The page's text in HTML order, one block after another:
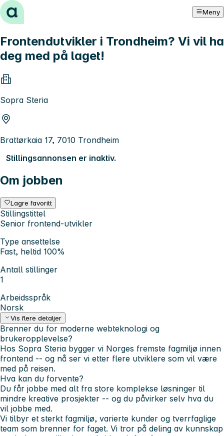
Hopp til innhold Meny
Frontendutvikler i Trondheim? Vi vil ha
deg med på laget!
Sopra Steria
Brattørkaia 17, 7010 Trondheim
Stillingsannonsen er inaktiv.
Om jobben
Lagre favoritt
Stillingstittel
Senior frontend-utvikler
Type ansettelse
Fast, heltid 100%
Antall stillinger
1
Arbeidsspråk
Norsk
Vis flere detaljer
Brenner du for moderne webteknologi og
brukeropplevelse?
Hos Sopra Steria bygger vi Norges fremste fagmiljø innen
frontend -- og nå ser vi etter flere utviklere som vil være
med på reisen.
Hva kan du forvente?
Du får jobbe med alt fra store komplekse løsninger til
mindre kreative prosjekter -- og du påvirker selv hva du
vil jobbe med.
Vi tilbyr et sterkt fagmiljø, varierte kunder og tverrfaglige
team som brenner for faget. Vi tror på deling av kunnskap